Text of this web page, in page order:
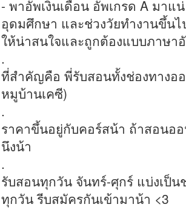
- พาอัพเงินเดือน อัพเกรด A มาแ
อุดมศึกษา และช่วงวัยทำงานขึ้น
ให้น่าสนใจและถูกต้องแบบภาษา
.
ที่สำคัญคือ พี่รับสอนทั้งช่องทางอ
หมูบ้านเคซี)
.
ราคาขึ้นอยู่กับคอร์สน้า ถ้าสอนอ
นึงน้า
.
รับสอนทุกวัน จันทร์-ศุกร์ แบ่งเป็น
ทุกวัน รีบสมัครกันเข้ามาน้า <3